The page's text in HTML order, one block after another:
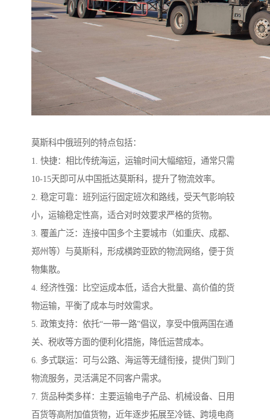
莫斯科中俄班列的特点包括：
1. 快捷：相比传统海运，运输时间大幅缩短，通常只需
10-15天即可从中国抵达莫斯科，提升了物流效率。
2. 稳定可靠：班列运行固定班次和路线，受天气影响较
小，运输稳定性高，适合对时效要求严格的货物。
3. 覆盖广泛：连接中国多个主要城市（如重庆、成都、
郑州等）与莫斯科，形成横跨亚欧的物流网络，便于货
物集散。
4. 经济性强：比空运成本低，适合大批量、高价值的货
物运输，平衡了成本与时效需求。
5. 政策支持：依托“一带一路”倡议，享受中俄两国在通
关、税收等方面的便利化措施，降低运营成本。
6. 多式联运：可与公路、海运等无缝衔接，提供门到门
物流服务，灵活满足不同客户需求。
7. 货品种类多样：主要运输电子产品、机械设备、日用
百货等高附加值货物，近年逐步拓展至冷链、跨境电商